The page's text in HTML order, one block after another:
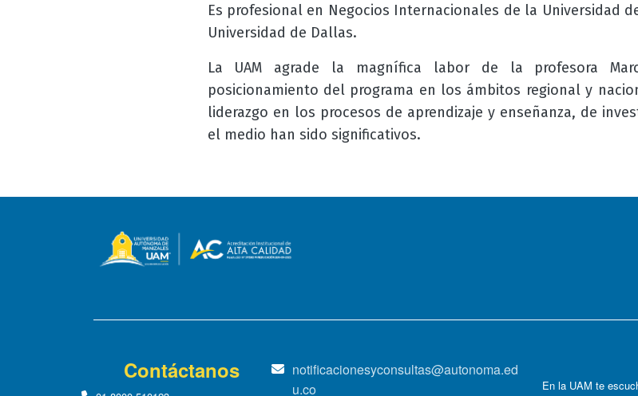
Es profesional en Negocios Internacionales de la Universidad
Universidad de Dallas.
La UAM agrade la magnífica labor de la profesora
posicionamiento del programa en los ámbitos regional y
liderazgo en los procesos de aprendizaje y enseñanza, de
el medio han sido significativos.
Contáctanos
notificacionesyconsultas@autonoma.ed
u.co
En la UAM te